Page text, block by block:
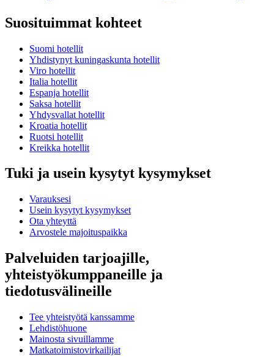
Suosituimmat kohteet
Suomi hotellit
Yhdistynyt kuningaskunta hotellit
Viro hotellit
Italia hotellit
Espanja hotellit
Saksa hotellit
Yhdysvallat hotellit
Kroatia hotellit
Ruotsi hotellit
Kreikka hotellit
Tuki ja usein kysytyt kysymykset
Varauksesi
Usein kysytyt kysymykset
Ota yhteyttä
Arvostele majoituspaikka
Palveluiden tarjoajille,
yhteistyökumppaneille ja
tiedotusvälineille
Tee yhteistyötä kanssamme
Lehdistöhuone
Mainosta sivuillamme
Matkatoimistovirkailijat